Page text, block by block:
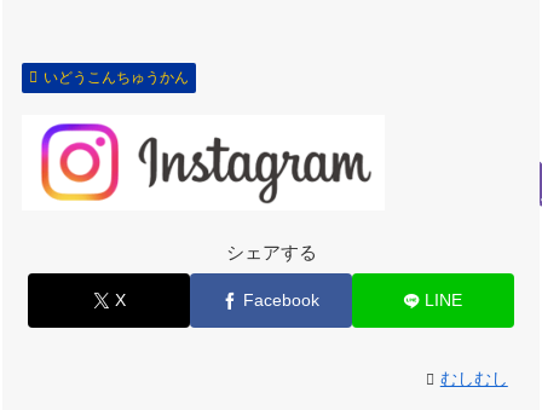
いどうこんちゅうかん
シェアする
X Facebook LINE
むしむし